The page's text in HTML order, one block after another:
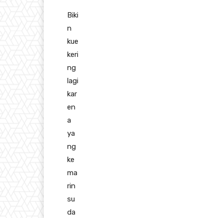
Biki
n
kue
keri
ng
lagi
kar
en
a
ya
ng
ke
ma
rin
su
da